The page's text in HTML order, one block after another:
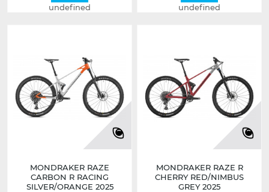
undefined
undefined
MONDRAKER RAZE
CARBON R RACING
SILVER/ORANGE 2025
MONDRAKER RAZE R
CHERRY RED/NIMBUS
GREY 2025